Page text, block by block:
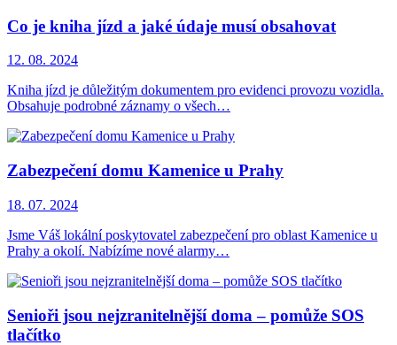
Co je kniha jízd a jaké údaje musí obsahovat
12. 08. 2024
Kniha jízd je důležitým dokumentem pro evidenci provozu vozidla.
Obsahuje podrobné záznamy o všech…
Zabezpečení domu Kamenice u Prahy
18. 07. 2024
Jsme Váš lokální poskytovatel zabezpečení pro oblast Kamenice u
Prahy a okolí. Nabízíme nové alarmy…
Senioři jsou nejzranitelnější doma – pomůže SOS
tlačítko